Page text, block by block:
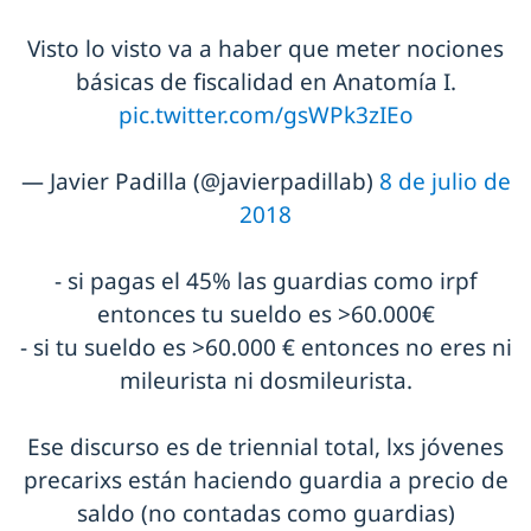
Visto lo visto va a haber que meter nociones
básicas de fiscalidad en Anatomía I.
pic.twitter.com/gsWPk3zIEo
— Javier Padilla (@javierpadillab) 8 de julio de
2018
- si pagas el 45% las guardias como irpf
entonces tu sueldo es >60.000€
- si tu sueldo es >60.000 € entonces no eres ni
mileurista ni dosmileurista.
Ese discurso es de triennial total, lxs jóvenes
precarixs están haciendo guardia a precio de
saldo (no contadas como guardias)